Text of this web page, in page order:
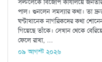
সল্টলেকে বিজেপি কার্যালয়ে
পাল। শুনলেন সমস্যার কথা। তা
ঘণ্টাখানেক নাগরিকদের কথা
গিয়েছে তাঁকে। সেখান থেকে
ফেলে রাখা, ...
০৯ আগস্ট ২০২৬